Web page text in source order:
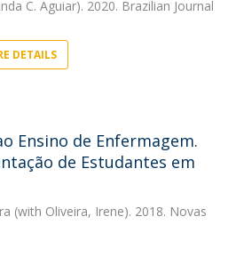
C. Aguiar). 2020. Brazilian Journal
DETAILS
Ensino de Enfermagem.
de Estudantes em
(with Oliveira, Irene). 2018. Novas